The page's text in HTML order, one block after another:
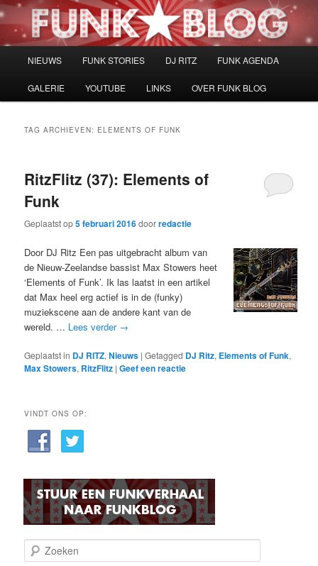
Spring
naar
Spring
naar
NIEUWS FUNK STORIES DJ RITZ FUNK AGENDA
GALERIE YOUTUBE LINKS OVER FUNK BLOG
TAG ARCHIEVEN: ELEMENTS OF FUNK
RitzFlitz (37): Elements of
Funk
Geplaatst op5 februari 2016doorredactie
Door DJ Ritz Een pas uitgebracht album van
de Nieuw-Zeelandse bassist Max Stowers heet
‘Elements of Funk’. Ik las laatst in een artikel
dat Max heel erg actief is in de (funky)
muziekscene aan de andere kant van de
wereld. … Lees verder →
Geplaatst in DJ RITZ,Nieuws |Getagged DJ Ritz, Elements of Funk,
Max Stowers, RitzFlitz |Geef een reactie
VINDT ONS OP:
o